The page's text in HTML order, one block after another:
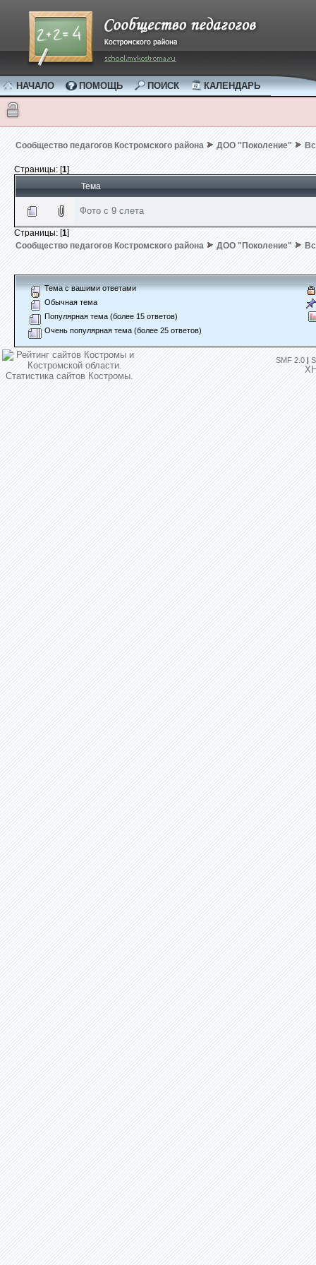
НАЧАЛО ПОМОЩЬ ПОИСК КАЛЕНДАРЬ
Сообщество педагогов Костромского района ДОО "Поколение"
Страницы: [1]
Тема
Фото с 9 слета
Страницы: [1]
Сообщество педагогов Костромского района ДОО "Поколение"
Тема с вашими ответами
Обычная тема
Популярная тема (более 15 ответов)
Очень популярная тема (более 25 ответов)
SMF 2.0 |